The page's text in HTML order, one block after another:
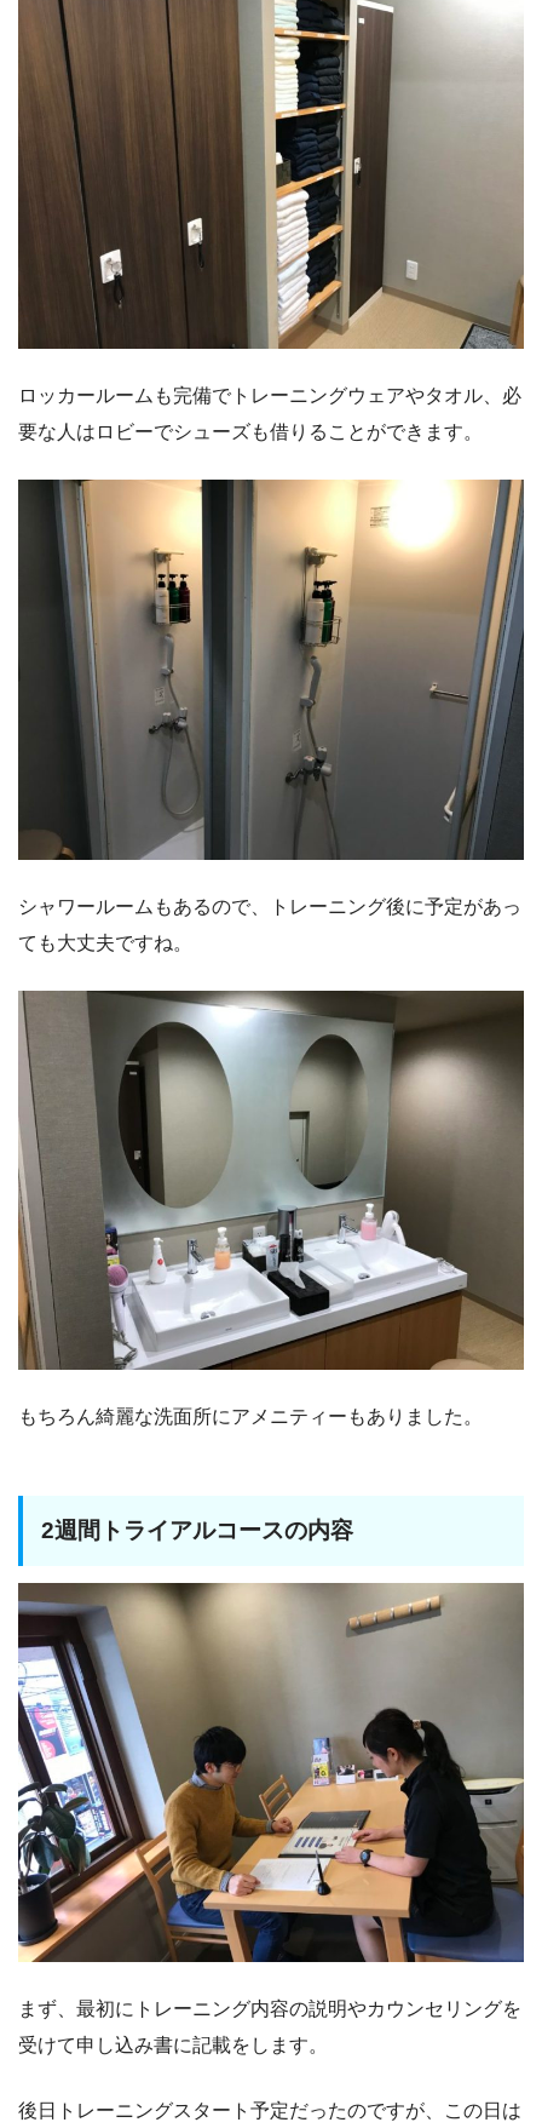
ロッカールームも完備でトレーニングウェアやタオル、必
要な人はロビーでシューズも借りることができます。
シャワールームもあるので、トレーニング後に予定があっ
ても大丈夫ですね。
もちろん綺麗な洗面所にアメニティーもありました。
2週間トライアルコースの内容
まず、最初にトレーニング内容の説明やカウンセリングを
受けて申し込み書に記載をします。
後日トレーニングスタート予定だったのですが、この日は